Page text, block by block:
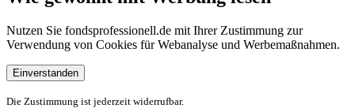
Nutzen Sie fondsprofessionell.de mit Ihrer Zustimmung zur
Verwendung von Cookies für Webanalyse und Werbemaßnahmen.
Einverstanden
Die Zustimmung ist jederzeit widerrufbar.